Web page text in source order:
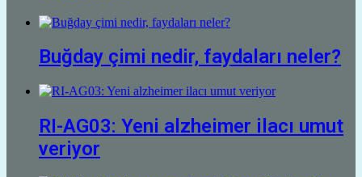
Buğday çimi nedir, faydaları neler?
RI-AG03: Yeni alzheimer ilacı umut
veriyor